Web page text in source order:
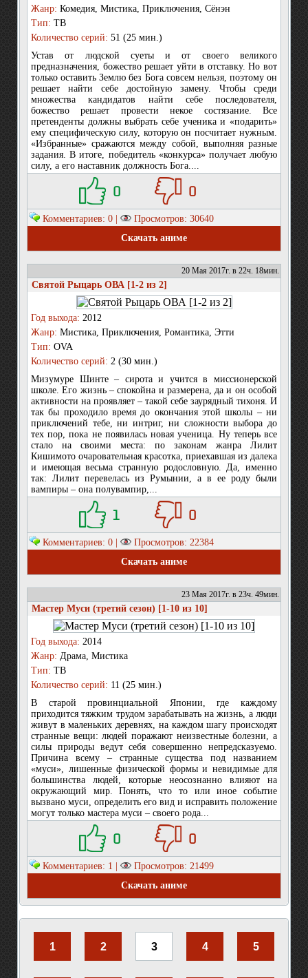
Жанр: Комедия, Мистика, Приключения, Сёнэн
Тип: ТВ
Количество серий: 51 (25 мин.)
Устав от людской суеты и от своего великого
предназначения, божество решает уйти в отставку. Но вот
только оставить Землю без Бога совсем нельзя, поэтому он
решает найти себе достойную замену. Чтобы среди
множества кандидатов найти себе последователя,
божество решает провести некое состязание. Все
претенденты должны выбрать себе ученика и «подарить»
ему специфическую силу, которую он посчитает нужным.
«Избранные» сражаются между собой, выполняя разные
задания. В итоге, победитель «конкурса» получает любую
силу, а его наставник должность Бога....
0 0
Комментариев: 0 |
Просмотров: 30640
Скачать аниме
20 Мая 2017г. в 22ч. 18мин.
Святой Рыцарь ОВА [1-2 из 2]
Год выхода: 2012
Жанр: Мистика, Приключения, Романтика, Этти
Тип: OVA
Количество серий: 2 (30 мин.)
Мизумуре Шинте – сирота и учится в миссионерской
школе. Его жизнь – спокойна и размерена, да и он особой
активности на проявляет – такой себе заурядный тихоня. И
так бы проходило время до окончания этой школы – ни
приключений тебе, ни интриг, ни сложности выбора до
тех пор, пока не появилась новая ученица. Ну теперь все
стало на своими места: по законам жанра Лилит
Кишимото очаровательная красотка, приехавшая из далека
и имеющая весьма странную родословную. Да, именно
так: Лилит перевелась из Румынии, а в ее роду были
вампиры – она полувампир,...
1 0
Комментариев: 0 |
Просмотров: 22384
Скачать аниме
23 Мая 2017г. в 23ч. 49мин.
Мастер Муси (третий сезон) [1-10 из 10]
Год выхода: 2014
Жанр: Драма, Мистика
Тип: ТВ
Количество серий: 11 (25 мин.)
В старой провинциальной Японии, где каждому
приходится тяжким трудом зарабатывать на жизнь, а люди
живут в маленьких деревнях, на каждом шагу происходят
странные вещи: людей поражают неизвестные болезни, а
силы природы ведут себя совершенно непредсказуемо.
Причина всему – странные существа под названием
«муси», лишенные физической формы и невидимые для
большинства людей, которые неосознанно влияют на
окружающий мир. Понять, что то или иное событие
вызвано муси, определить его вид и исправить положение
могут только мастера муси – своего рода...
0 0
Комментариев: 1 |
Просмотров: 21499
Скачать аниме
1 2 3 4 5